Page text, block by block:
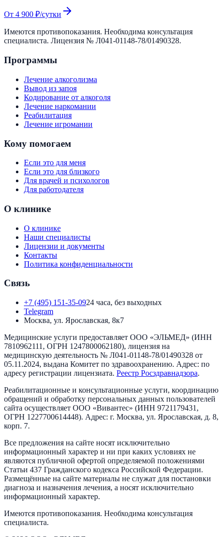
От 4 900 ₽/сутки
Имеются противопоказания. Необходима консультация
специалиста. Лицензия № Л041-01148-78/01490328.
Программы
Лечение алкоголизма
Вывод из запоя
Кодирование от алкоголя
Лечение наркомании
Реабилитация
Лечение игромании
Кому помогаем
Если это для меня
Если это для близкого
Для врачей и психологов
Для работодателя
О клинике
О клинике
Наши специалисты
Лицензии и документы
Контакты
Политика конфиденциальности
Связь
+7 (495) 151-35-0924 часа, без выходных
Telegram
Москва, ул. Ярославская, 8к7
Медицинские услуги предоставляет ООО «ЭЛЬМЕД» (ИНН
7810962111 , ОГРН 1247800062180), лицензия на
медицинскую деятельность № Л041-01148-78/01490328 от
05.11.2024, выдана Комитет по здравоохранению. Адрес: по
адресу регистрации лицензиата. Реестр Росздравнадзора.
Реабилитационные и консультационные услуги, координацию
обращений и обработку персональных данных пользователей
сайта осуществляет ООО «Вивантес» (ИНН 9721179431 ,
ОГРН 1227700614448). Адрес: г. Москва, ул. Ярославская, д. 8,
корп. 7.
Все предложения на сайте носят исключительно
информационный характер и ни при каких условиях не
являются публичной офертой определяемой положениями
Статьи 437 Гражданского кодекса Российской Федерации.
Размещённые на сайте материалы не служат для постановки
диагноза и назначения лечения, а носят исключительно
информационный характер.
Имеются противопоказания. Необходима консультация
специалиста.